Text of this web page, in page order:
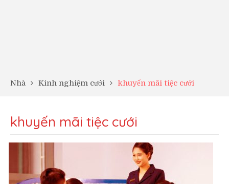
Nhà Kinh nghiệm cưới khuyến mãi tiệc cưới
khuyến mãi tiệc cưới